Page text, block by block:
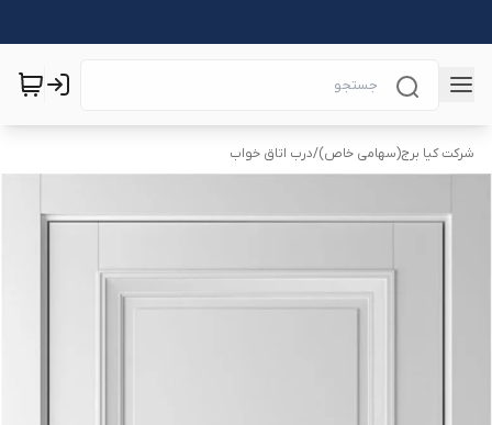
شرکت کیا برج(سهامی خاص)/درب اتاق خواب